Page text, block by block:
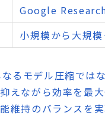
Google
小規模から大規
るモデル圧縮では
えながら効率を最
維持のバランスを実